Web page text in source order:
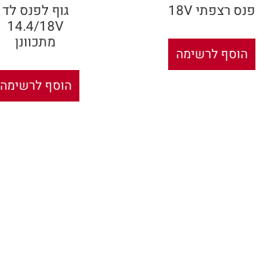
פנס רצפתי 18V
הוסף לרשימה
גוף לפנס לד
14.4/18V
מתכוונן
הוסף לרשימה